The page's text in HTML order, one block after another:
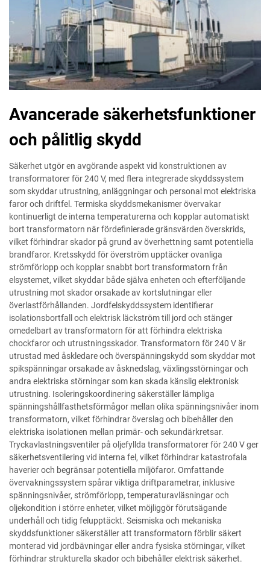
Avancerade säkerhetsfunktioner
och pålitlig skydd
Säkerhet utgör en avgörande aspekt vid konstruktionen av
transformatorer för 240 V, med flera integrerade skyddssystem
som skyddar utrustning, anläggningar och personal mot elektriska
faror och driftfel. Termiska skyddsmekanismer övervakar
kontinuerligt de interna temperaturerna och kopplar automatiskt
bort transformatorn när fördefinierade gränsvärden överskrids,
vilket förhindrar skador på grund av överhettning samt potentiella
brandfaror. Kretsskydd för överström upptäcker ovanliga
strömförlopp och kopplar snabbt bort transformatorn från
elsystemet, vilket skyddar både själva enheten och efterföljande
utrustning mot skador orsakade av kortslutningar eller
överlastförhållanden. Jordfelskyddssystem identifierar
isolationsbortfall och elektrisk läckström till jord och stänger
omedelbart av transformatorn för att förhindra elektriska
chockfaror och utrustningsskador. Transformatorn för 240 V är
utrustad med åskledare och överspänningskydd som skyddar mot
spikspänningar orsakade av åsknedslag, växlingsstörningar och
andra elektriska störningar som kan skada känslig elektronisk
utrustning. Isoleringskoordinering säkerställer lämpliga
spänningshållfasthetsförmågor mellan olika spänningsnivåer inom
transformatorn, vilket förhindrar överslag och bibehåller den
elektriska isolationen mellan primär- och sekundärkretsar.
Tryckavlastningsventiler på oljefyllda transformatorer för 240 V ger
säkerhetsventilering vid interna fel, vilket förhindrar katastrofala
haverier och begränsar potentiella miljöfaror. Omfattande
övervakningssystem spårar viktiga driftparametrar, inklusive
spänningsnivåer, strömförlopp, temperaturavläsningar och
oljekondition i större enheter, vilket möjliggör förutsägande
underhåll och tidig felupptäckt. Seismiska och mekaniska
skyddsfunktioner säkerställer att transformatorn förblir säkert
monterad vid jordbävningar eller andra fysiska störningar, vilket
förhindrar strukturella skador och bibehåller elektrisk säkerhet.